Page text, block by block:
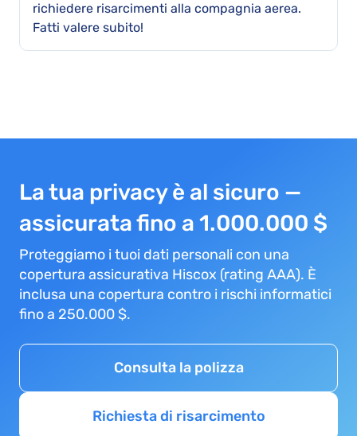
richiedere risarcimenti alla compagnia aerea.
Fatti valere subito!
La tua privacy è al sicuro —
assicurata fino a 1.000.000 $
Proteggiamo i tuoi dati personali con una
copertura assicurativa Hiscox (rating AAA). È
inclusa una copertura contro i rischi informatici
fino a 250.000 $.
Consulta la polizza
Richiesta di risarcimento